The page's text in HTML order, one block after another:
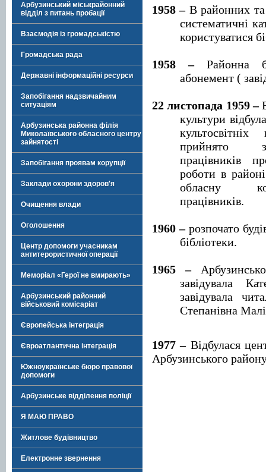
Арбузинський міськрайонний
відділ з питань пробації
Взаємодія із громадськістю
Громадська рада
Державні інформаційні ресурси
Запобігання надзвичайним
ситуаціям
Арбузинська районна філія
Миколаївського обласного центру
зайнятості
Запобігання проявам корупції
Заклади охорони здоров'я
Очищення влади
Оголошення
Центр допомоги учасникам
антитерористичної операції
Меморіал «Герої не вмирають»
Арбузинський районний
військовий комісаріат
Європейська інтеграція
Євроатлантична інтеграція
Южноукраїнське бюро правової
допомоги
Арбузинське відділення поліції
Я МАЮ ПРАВО
Житлове будівництво
Електронне звернення
1958 –В районних та
систематичні
користуватися
1958 –Районна
абонемент (
22 листопада 1959 –
культури
прийнято
працівників
роботи в
обласну
працівників.
1960 –розпочато
бібліотеки.
1965 –
завідувала
завідувала
Степанівна
1977 –Відбулася
Арбузинського